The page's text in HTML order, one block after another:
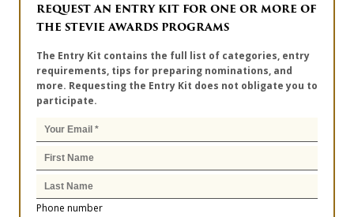
REQUEST AN ENTRY KIT FOR ONE OR MORE OF
THE STEVIE AWARDS PROGRAMS
The Entry Kit contains the full list of categories, entry
requirements, tips for preparing nominations, and
more. Requesting the Entry Kit does not obligate you to
participate.
Phone number